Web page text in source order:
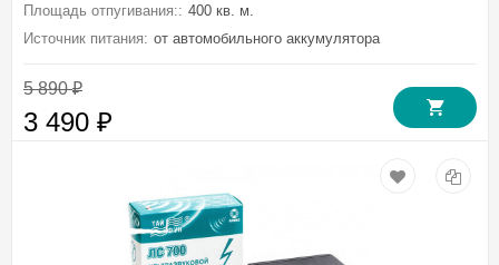
Площадь отпугивания:: 400 кв. м.
Источник питания: от автомобильного аккумулятора
5 890₽
3 490 ₽